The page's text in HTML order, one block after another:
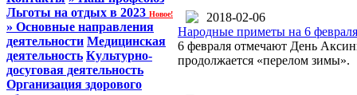
Льготы на отдых в 2023 Новое!
» Основные направления
деятельности Медицинская
деятельность Культурно-
досуговая деятельность
Организация здорового
2018-02-06
Народные приметы на 6
6 февраля отмечают День
продолжается «перелом зимы».